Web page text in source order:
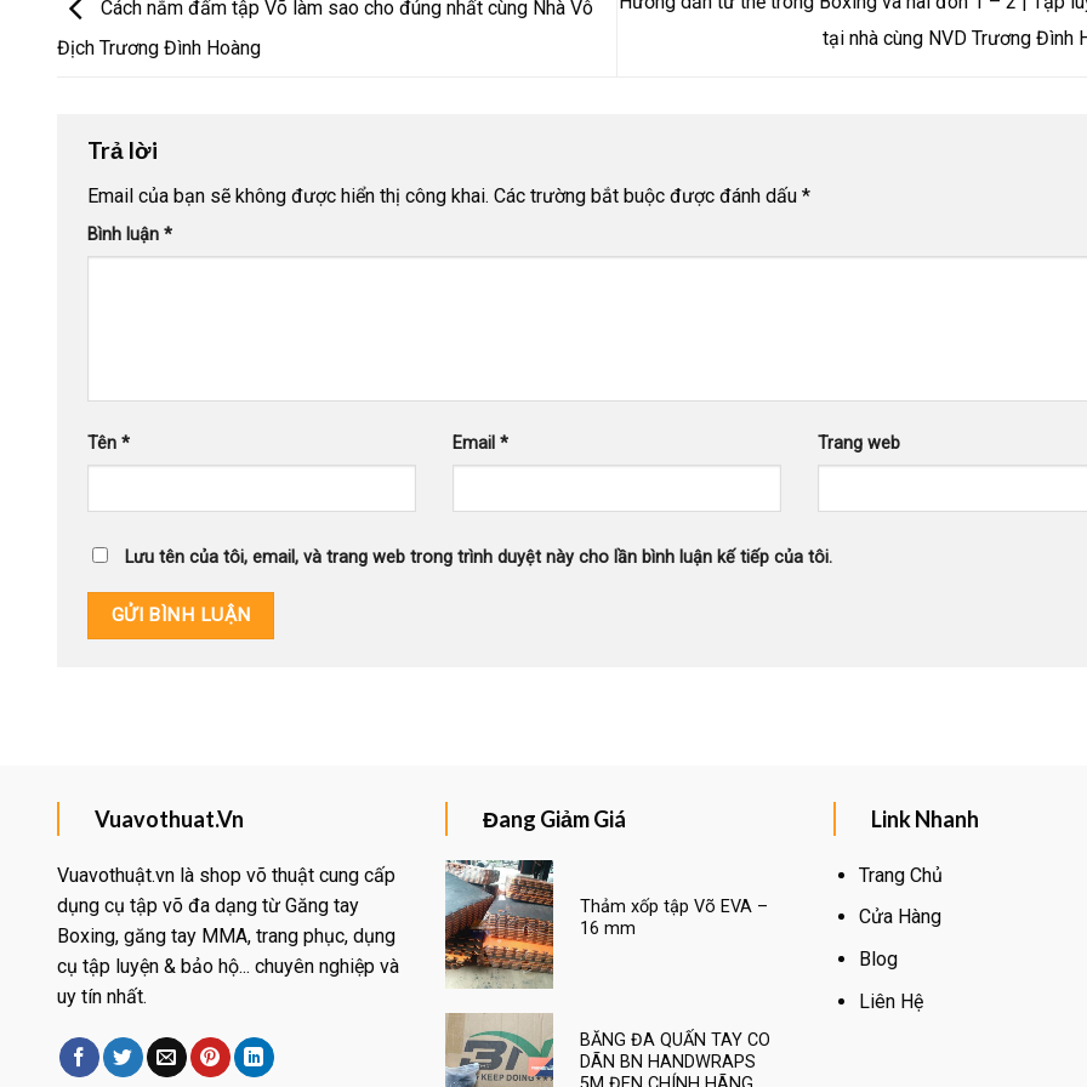
Cách nắm đấm tập Võ làm sao cho đúng nhất cùng Nhà Vô
Địch Trương Đình Hoàng
tại nhà cùng NVD Trương Đình
Trả lời
Email của bạn sẽ không được hiển thị công khai. Các trường bắt buộc được đánh dấu *
Bình luận *
Tên * Email * Trang web
Lưu tên của tôi, email, và trang web trong trình duyệt này cho lần bình luận kế tiếp của tôi.
Vuavothuat.Vn
Vuavothuật.vn là shop võ thuật cung cấp
dụng cụ tập võ đa dạng từ Găng tay
Boxing, găng tay MMA, trang phục, dụng
cụ tập luyện & bảo hộ... chuyên nghiệp và
uy tín nhất.
Đang Giảm Giá
Yêu
thích
Thảm xốp tập Võ EVA –
16 mm
BĂNG ĐA QUẤN TAY CO
DÃN BN HANDWRAPS
Link Nhanh
Trang Chủ
Cửa Hàng
Blog
Liên Hệ